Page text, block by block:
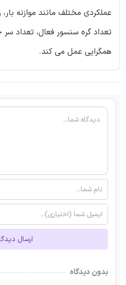
عملکردی مختلف مانند موازنه
تعداد گره سنسور فعال، تعداد
همگرایی عمل می کند.
ارسال
بدون دیدگاه